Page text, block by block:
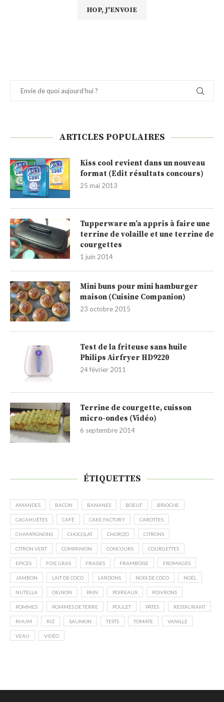
ARTICLES POPULAIRES
Kiss cool revient dans un nouveau
format (Edit résultats concours)
25 mai 2013
Tupperware m’a appris à faire une
terrine de volaille et une terrine de
courgettes
1 juin 2014
Mini buns pour mini hamburger
maison (Cuisine Companion)
23 octobre 2015
Test de la friteuse sans huile
Philips Airfryer HD9220
24 février 2011
Terrine de courgette, cuisson
micro-ondes (Vidéo)
6 septembre 2014
ÉTIQUETTES
AMANDES BACON BANANES BOEUF BRIOCHE
CACAHUÈTES CAFÉ CAKE FACTORY CAROTTES
CHAMPIGNONS CHOCOLAT CHORIZO CITRONS
CITRON VERT COMPANION CONCOURS COURGETTES
EPICES FOIE GRAS FRAISES FRAMBOISE FROMAGES
JAMBON LAIT DE COCO LARDONS NOIX DE COCO NOËL
NUTELLA OIGNON PAIN POIREAUX POIVRONS
POMMES POMMES DE TERRE POULET PÂTES RESTAURANT
RHUM RIZ SAUMON TESTS TOMATE VANILLE
VEAU VIDÉO